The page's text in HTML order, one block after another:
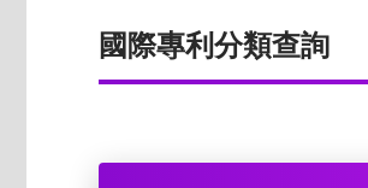
國際專利分類查詢